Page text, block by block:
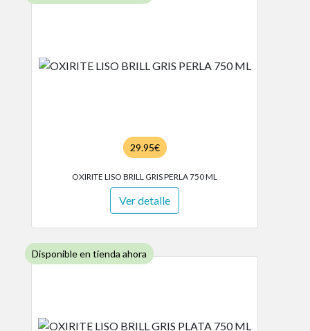
29.95€
OXIRITE LISO BRILL GRIS PERLA 750 ML
Ver detalle
Disponible en tienda ahora